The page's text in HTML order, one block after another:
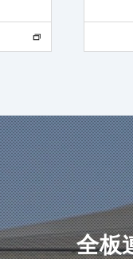
全板